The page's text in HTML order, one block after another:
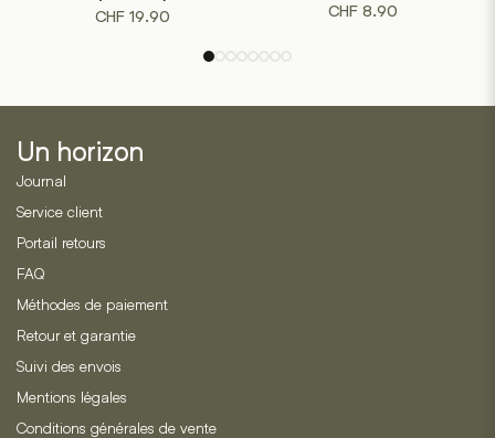
CHF19.90
4.50
de
CHF 8.90
Un horizon
Journal
Service client
Portail retours
FAQ
Méthodes de paiement
Retour et garantie
Suivi des envois
Mentions légales
Conditions générales de vente